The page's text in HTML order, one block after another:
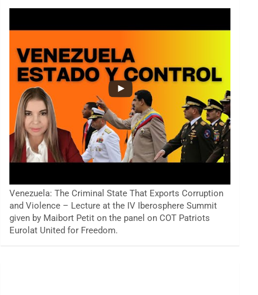
Venezuela: The Criminal State That Exports Corruption
and Violence – Lecture at the IV Iberosphere Summit
given by Maibort Petit on the panel on COT Patriots
Eurolat United for Freedom.